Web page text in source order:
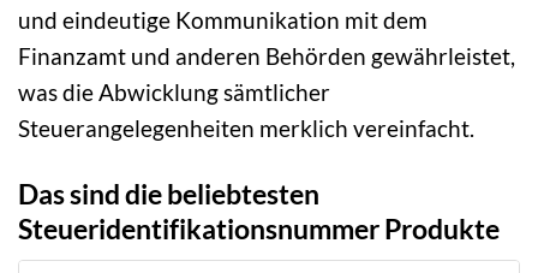
und eindeutige Kommunikation mit dem
Finanzamt und anderen Behörden gewährleistet,
was die Abwicklung sämtlicher
Steuerangelegenheiten merklich vereinfacht.
Das sind die beliebtesten
Steueridentifikationsnummer Produkte